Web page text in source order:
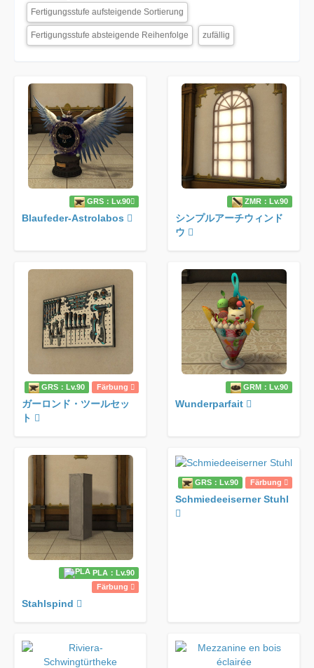
Fertigungsstufe aufsteigende Sortierung
Fertigungsstufe absteigende Reihenfolge zufällig
GRS：Lv.90
Blaufeder-Astrolabos
ZMR：Lv.90
シンプルアーチウィンド
ウ
GRS：Lv.90 Färbung
ガーロンド・ツールセッ
ト
GRM：Lv.90
Wunderparfait
PLA：Lv.90
Färbung
Stahlspind
GRS：Lv.90 Färbung
Schmiedeeiserner Stuhl